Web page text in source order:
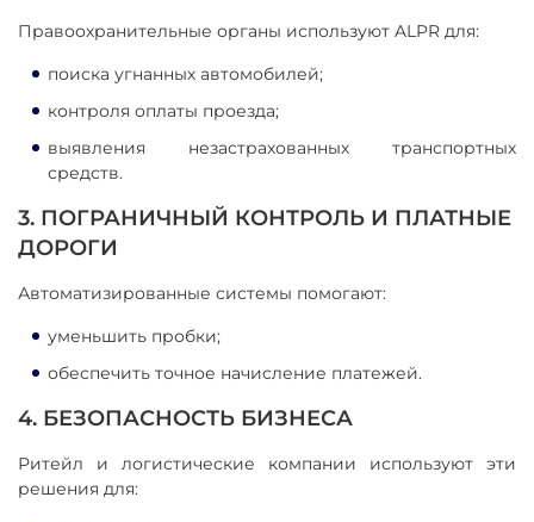
Правоохранительные органы используют ALPR для:
поиска угнанных автомобилей;
контроля оплаты проезда;
выявления незастрахованных транспортных
средств.
3. ПОГРАНИЧНЫЙ КОНТРОЛЬ И ПЛАТНЫЕ
ДОРОГИ
Автоматизированные системы помогают:
уменьшить пробки;
обеспечить точное начисление платежей.
4. БЕЗОПАСНОСТЬ БИЗНЕСА
Ритейл и логистические компании используют эти
решения для: